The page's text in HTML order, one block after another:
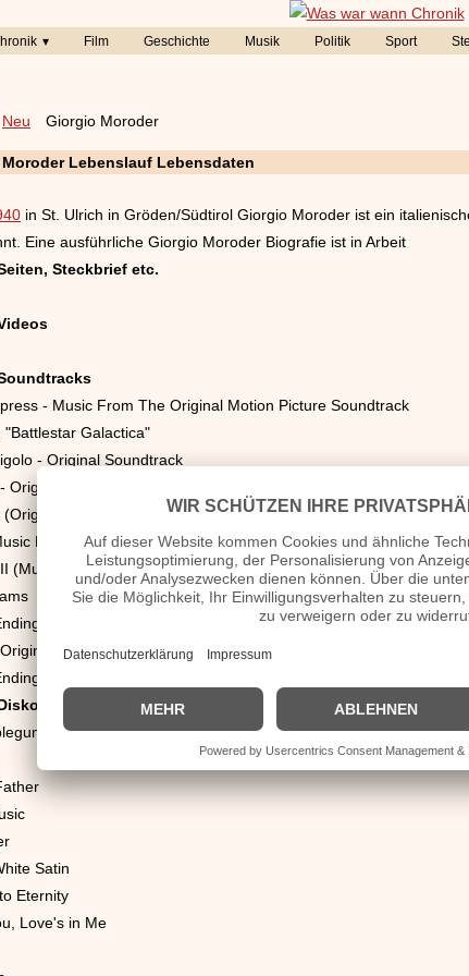
Film Geschichte Musik Politik Sport
Neu Giorgio Moroder
Lebenslauf Lebensdaten
in St. Ulrich in Gröden/Südtirol Giorgio Moroder ist ein
Eine ausführliche Giorgio Moroder Biografie ist in Arbeit
Steckbrief etc.
- Music From The Original Motion Picture Soundtrack
Galactica"
- Original Soundtrack
Soundtrack
Soundtrack)
From The Original Motion Picture Soundtrack)
(Music From The Original Soundtrack)
Story (Giorgio Moroder and Klaus Doldinger)
Motion Picture Soundtrack
Story II: The Next Chapter
- That's Giorgio
Satin
Eternity
Love's in Me